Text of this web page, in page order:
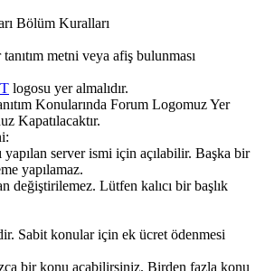
Bölüm Kuralları
metni veya afiş bulunması
logosu yer almalıdır.
Konularında Forum Logomuz Yer
Kapatılacaktır.
yapılan server ismi için açılabilir. Başka bir
yapılamaz.
değiştirilemez. Lütfen kalıcı bir başlık
Sabit konular için ek ücret ödenmesi
bir konu açabilirsiniz. Birden fazla konu